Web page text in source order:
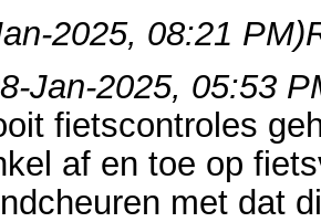
2025, 08:21 PM)
Jan-2025, 05:53
fietscontroles
af en toe op
met dat